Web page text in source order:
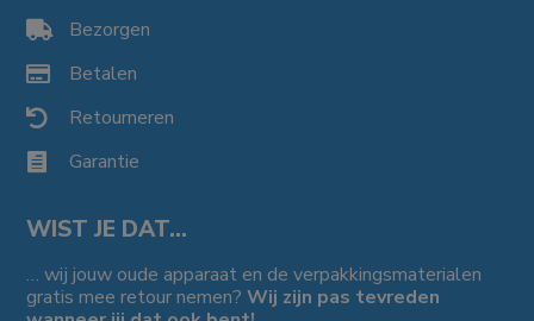
 Bezorgen
 Betalen
 Retourneren
 Garantie
WIST JE DAT…
… wij jouw oude apparaat en de verpakkingsmaterialen
gratis mee retour nemen?Wij zijn pas tevreden